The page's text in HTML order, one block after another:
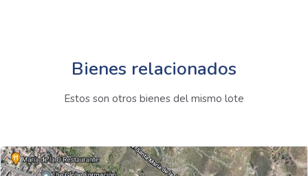
Bienes relacionados
Estos son otros bienes del mismo lote